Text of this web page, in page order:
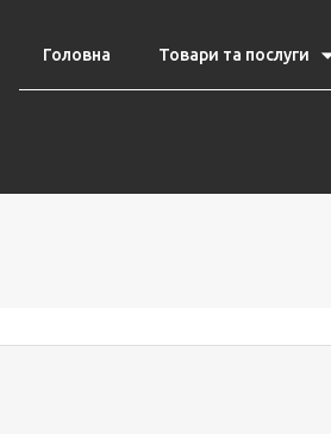
Головна Товари та послуги